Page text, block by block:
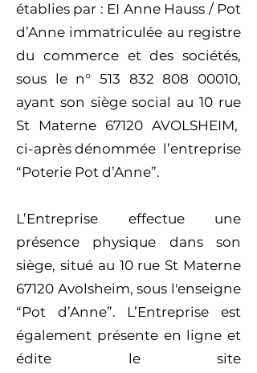
établies par : EI Anne Hauss / Pot
d’Anne immatriculée au registre
du commerce et des sociétés,
sous le n° 513 832 808 00010,
ayant son siège social au 10 rue
St Materne 67120 AVOLSHEIM,
ci-après dénommée l’entreprise
“Poterie Pot d’Anne”.
L’Entreprise effectue une
présence physique dans son
siège, situé au 10 rue St Materne
67120 Avolsheim, sous l'enseigne
“Pot d’Anne”. L’Entreprise est
également présente en ligne et
édite le site